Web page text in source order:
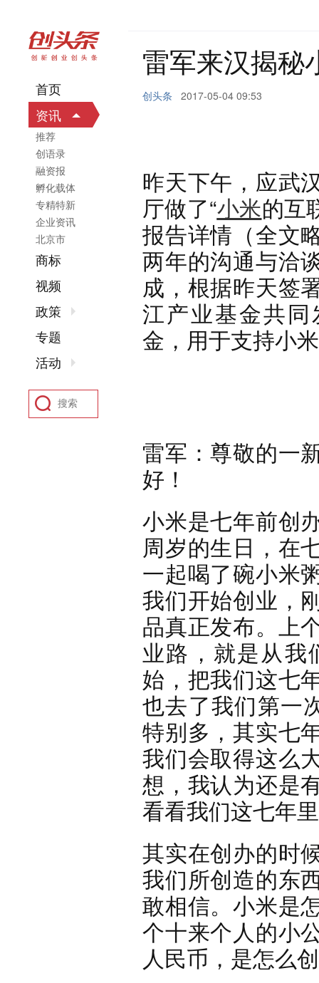
雷军来汉揭秘
创头条 2017-05-04 09:53
昨天下午，应武
厅做了“小米的互
报告详情（全文
两年的沟通与洽
成，根据昨天签
江产业基金共
金，用于支持小
雷军：尊敬的一
好！
小米是七年前创
周岁的生日，在
一起喝了碗小米
我们开始创业，
品真正发布。上
业路，就是从我
始，把我们这七
也去了我们第一
特别多，其实七
我们会取得这么
想，我认为还是
看看我们这七年
其实在创办的时
我们所创造的东
敢相信。小米是
个十来个人的小
人民币，是怎么
首页
资讯
推荐
创语录
融资报
孵化载体
专精特新
企业资讯
北京市
商标
视频
政策
专题
活动